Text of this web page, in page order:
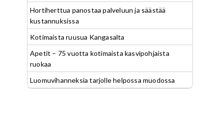
Hortiherttua panostaa palveluun ja säästää
kustannuksissa
Kotimaista ruusua Kangasalta
Apetit – 75 vuotta kotimaista kasvipohjaista
ruokaa
Luomuvihanneksia tarjolle helpossa muodossa